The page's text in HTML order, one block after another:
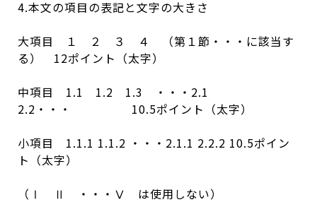
4.本文の項目の表記と文字の大きさ
大項目 １ ２ ３ ４ （第１節・・・に該当す
る） 12ポイント（太字）
中項目 1.1 1.2 1.3 ・・・2.1
2.2・・・ 10.5ポイント（太字）
小項目 1.1.1 1.1.2 ・・・2.1.1 2.2.2 10.5ポイン
ト（太字）
（Ⅰ Ⅱ ・・・Ⅴ は使用しない）